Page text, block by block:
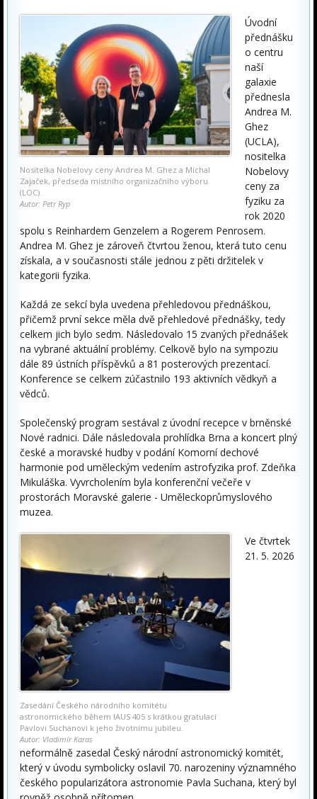
Nositelka Nobelovy ceny Andrea M. Ghez a Michal
Zajaček, předseda místního organizačního výboru
(LOC).
Autor: Petr Ryp
Úvodní
přednášku
o centru
naší
galaxie
přednesla
Andrea M.
Ghez
(UCLA),
nositelka
Nobelovy
ceny za
fyziku za
rok 2020
spolu s Reinhardem Genzelem a Rogerem Penrosem.
Andrea M. Ghez je zároveň čtvrtou ženou, která tuto cenu
získala, a v současnosti stále jednou z pěti držitelek v
kategorii fyzika.
Každá ze sekcí byla uvedena přehledovou přednáškou,
přičemž první sekce měla dvě přehledové přednášky, tedy
celkem jich bylo sedm. Následovalo 15 zvaných přednášek
na vybrané aktuální problémy. Celkově bylo na sympoziu
dále 89 ústních příspěvků a 81 posterových prezentací.
Konference se celkem zúčastnilo 193 aktivních vědkyň a
vědců.
Společenský program sestával z úvodní recepce v brněnské
Nové radnici. Dále následovala prohlídka Brna a koncert plný
české a moravské hudby v podání Komorní dechové
harmonie pod uměleckým vedením astrofyzika prof. Zdeňka
Mikuláška. Vyvrcholením byla konferenční večeře v
prostorách Moravské galerie - Uměleckoprůmyslového
muzea.
Zasedání Českého národního komitétu
astronomického během IAUS 405 s krátkou gratulací
Pavlovi Suchanovi k jeho životnímu jubileu.
Autor: Vladimír Karas
Ve čtvrtek
21. 5. 2026
neformálně zasedal Český národní astronomický komitét,
který v úvodu symbolicky oslavil 70. narozeniny významného
českého popularizátora astronomie Pavla Suchana, který byl